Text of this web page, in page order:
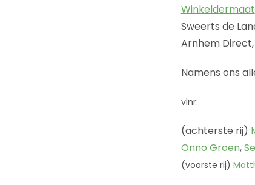
Winkeldermaat
Sweerts de
Arnhem
Namens ons
vlnr:
(achterste rij)
Onno Groen,
(voorste rij)